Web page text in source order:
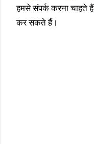
हमसे संपर्क करना चाहते
कर सकते हैं।